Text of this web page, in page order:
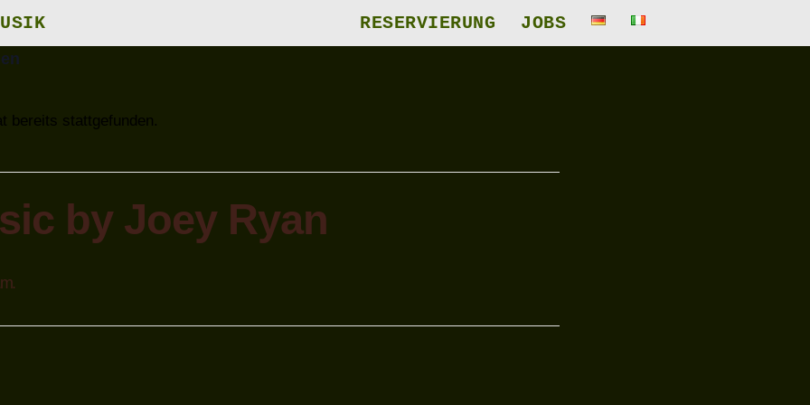
RESERVIERUNG JOBS
bereits stattgefunden.
by Joey Ryan